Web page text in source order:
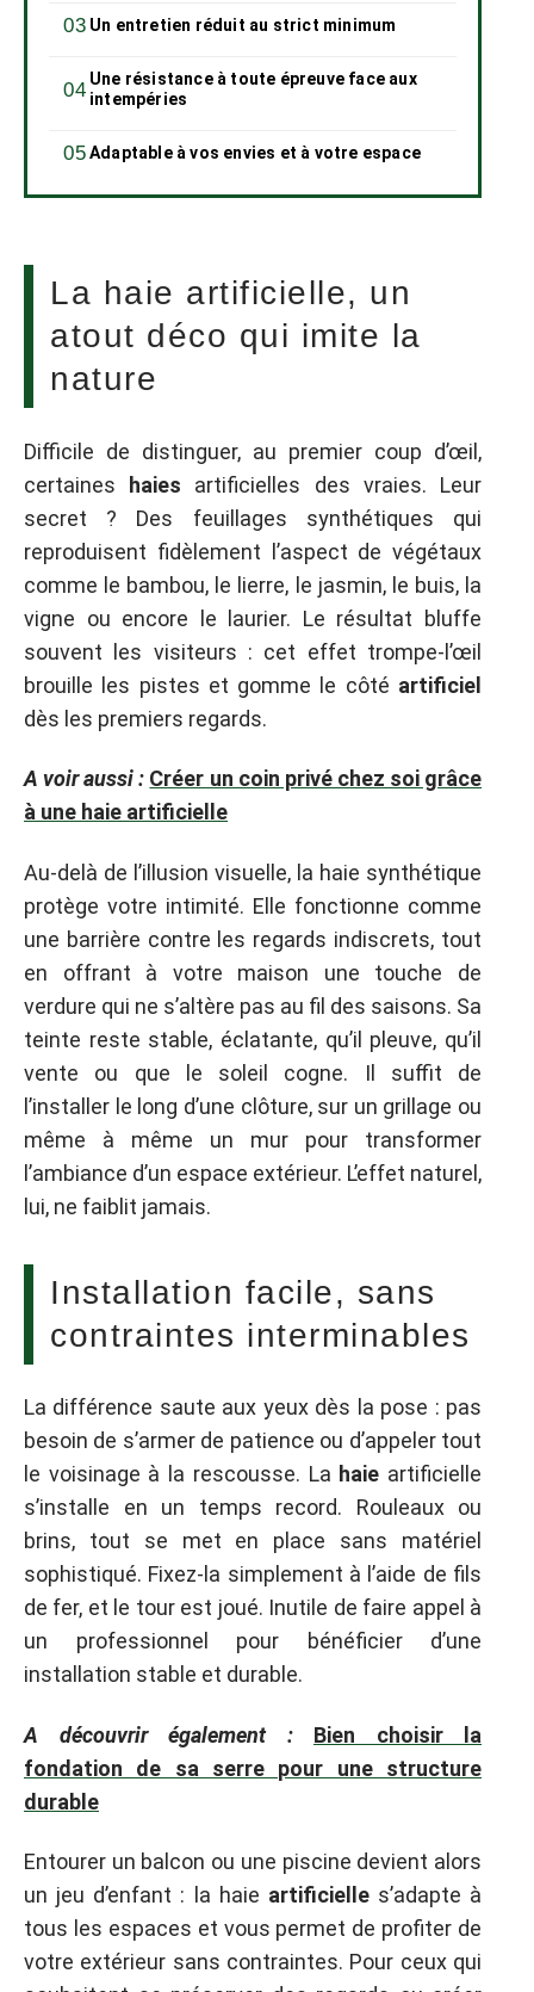
Un entretien réduit au strict minimum
Une résistance à toute épreuve face aux
intempéries
Adaptable à vos envies et à votre espace
La haie artificielle, un
atout déco qui imite la
nature
Difficile de distinguer, au premier coup d’œil,
certaines haies artificielles des vraies. Leur
secret ? Des feuillages synthétiques qui
reproduisent fidèlement l’aspect de végétaux
comme le bambou, le lierre, le jasmin, le buis, la
vigne ou encore le laurier. Le résultat bluffe
souvent les visiteurs : cet effet trompe-l’œil
brouille les pistes et gomme le côté artificiel
dès les premiers regards.
A voir aussi : Créer un coin privé chez soi grâce
à une haie artificielle
Au-delà de l’illusion visuelle, la haie synthétique
protège votre intimité. Elle fonctionne comme
une barrière contre les regards indiscrets, tout
en offrant à votre maison une touche de
verdure qui ne s’altère pas au fil des saisons. Sa
teinte reste stable, éclatante, qu’il pleuve, qu’il
vente ou que le soleil cogne. Il suffit de
l’installer le long d’une clôture, sur un grillage ou
même à même un mur pour transformer
l’ambiance d’un espace extérieur. L’effet naturel,
lui, ne faiblit jamais.
Installation facile, sans
contraintes interminables
La différence saute aux yeux dès la pose : pas
besoin de s’armer de patience ou d’appeler tout
le voisinage à la rescousse. La haie artificielle
s’installe en un temps record. Rouleaux ou
brins, tout se met en place sans matériel
sophistiqué. Fixez-la simplement à l’aide de fils
de fer, et le tour est joué. Inutile de faire appel à
un professionnel pour bénéficier d’une
installation stable et durable.
A découvrir également :
Bien choisir la
fondation de sa serre pour une structure
durable
Entourer un balcon ou une piscine devient alors
un jeu d’enfant : la haie artificielles’adapte à
tous les espaces et vous permet de profiter de
votre extérieur sans contraintes. Pour ceux qui